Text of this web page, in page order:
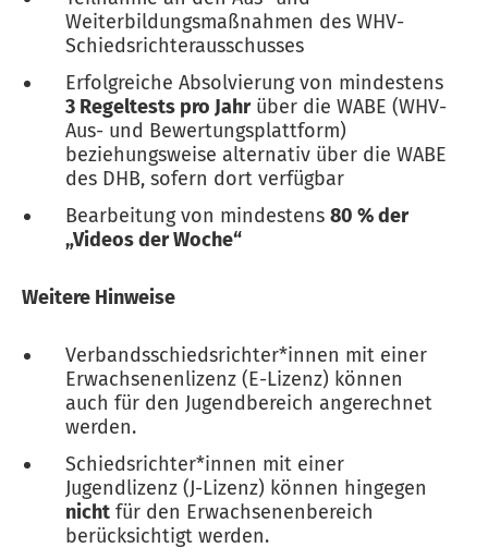
Weiterbildungsmaßnahmen des WHV-
Schiedsrichterausschusses
Erfolgreiche Absolvierung von mindestens
3 Regeltests pro Jahrüber die WABE (WHV-
Aus- und Bewertungsplattform)
beziehungsweise alternativ über die WABE
des DHB, sofern dort verfügbar
Bearbeitung von mindestens 80 % der
„Videos der Woche“
Weitere Hinweise
Verbandsschiedsrichter*innen mit einer
Erwachsenenlizenz (E-Lizenz) können
auch für den Jugendbereich angerechnet
werden.
Schiedsrichter*innen mit einer
Jugendlizenz (J-Lizenz) können hingegen
nicht für den Erwachsenenbereich
berücksichtigt werden.